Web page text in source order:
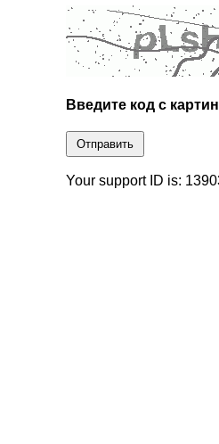
Введите код с
Отправить
Your support ID is: